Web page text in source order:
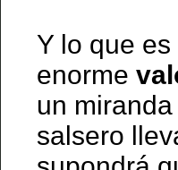
Y lo que
enorme
un
salsero